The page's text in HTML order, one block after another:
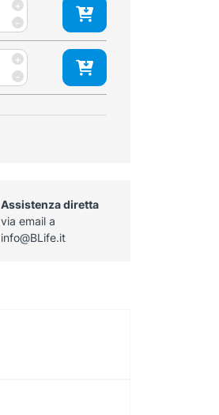
-
+
-
+
Assistenza diretta
via email a
info@BLife.it